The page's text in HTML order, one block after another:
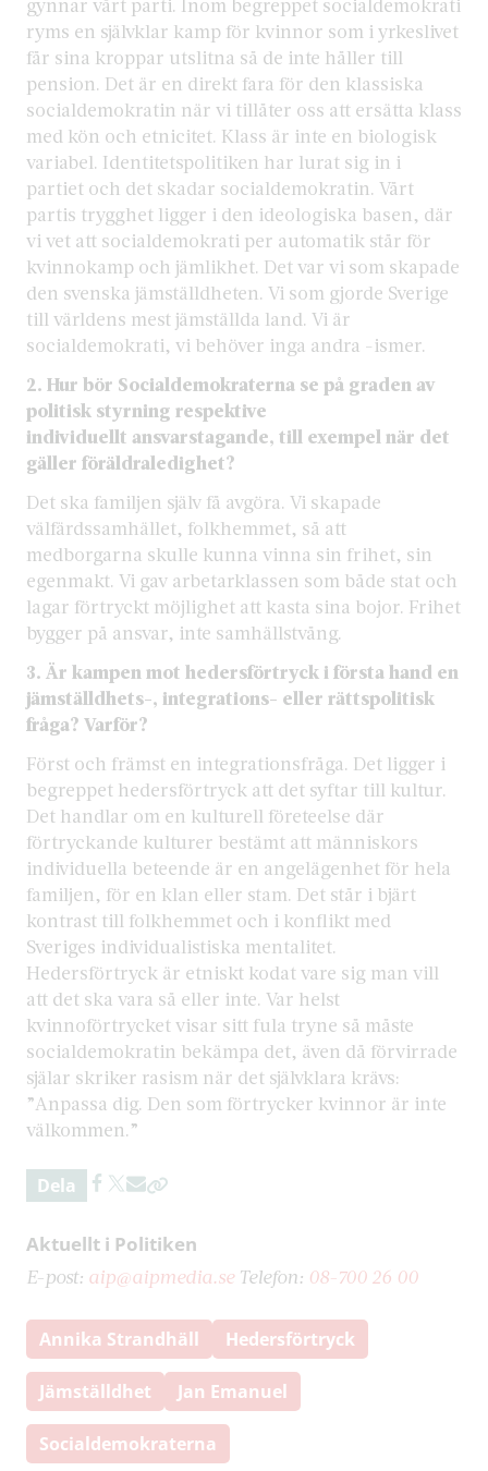
ryms en självklar kamp för kvinnor som i yrkeslivet
får sina kroppar utslitna så de inte håller till
pension. Det är en direkt fara för den klassiska
socialdemokratin när vi tillåter oss att ersätta klass
med kön och etnicitet. Klass är inte en biologisk
variabel. Identitetspolitiken har lurat sig in i
partiet och det skadar socialdemokratin. Vårt
partis trygghet ligger i den ideologiska basen, där
vi vet att socialdemokrati per automatik står för
kvinnokamp och jämlikhet. Det var vi som skapade
den svenska jämställdheten. Vi som gjorde Sverige
till världens mest jämställda land. Vi är
socialdemokrati, vi behöver inga andra -ismer.
2. Hur bör Socialdemokraterna se på graden av
politisk styrning respektive
individuellt ansvarstagande, till exempel när det
gäller föräldraledighet?
Det ska familjen själv få avgöra. Vi skapade
välfärdssamhället, folkhemmet, så att
medborgarna skulle kunna vinna sin frihet, sin
egenmakt. Vi gav arbetarklassen som både stat och
lagar förtryckt möjlighet att kasta sina bojor. Frihet
bygger på ansvar, inte samhällstvång.
3. Är kampen mot hedersförtryck i första hand en
jämställdhets-, integrations- eller rättspolitisk
fråga? Varför?
Först och främst en integrationsfråga. Det ligger i
begreppet hedersförtryck att det syftar till kultur.
Det handlar om en kulturell företeelse där
förtryckande kulturer bestämt att människors
individuella beteende är en angelägenhet för hela
familjen, för en klan eller stam. Det står i bjärt
kontrast till folkhemmet och i konflikt med
Sveriges individualistiska mentalitet.
Hedersförtryck är etniskt kodat vare sig man vill
att det ska vara så eller inte. Var helst
kvinnoförtrycket visar sitt fula tryne så måste
socialdemokratin bekämpa det, även då förvirrade
själar skriker rasism när det självklara krävs:
”Anpassa dig. Den som förtrycker kvinnor är inte
välkommen.”
Dela
Aktuellt i Politiken
E-post: aip@aipmedia.seTelefon: 08-700 26 00
Annika Strandhäll Hedersförtryck
Jämställdhet Jan Emanuel
Socialdemokraterna